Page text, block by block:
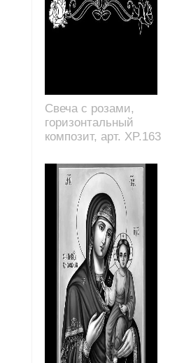
Свеча с розами,
горизонтальный
композит, арт. XP.163